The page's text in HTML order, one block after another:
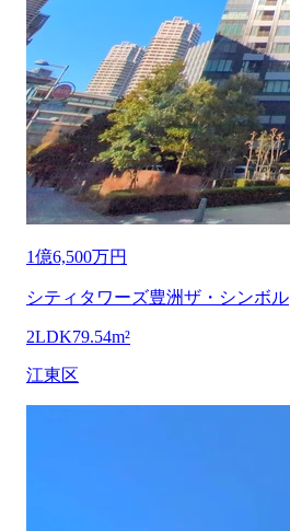
1億6,500万円
シティタワーズ豊洲ザ・シンボル
2LDK79.54m²
江東区